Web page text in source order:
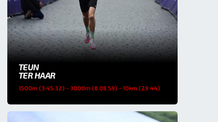
TEUN
TER HAAR
1500m (3:45.32) - 3000m (8:08.59) - 10km (29:44)